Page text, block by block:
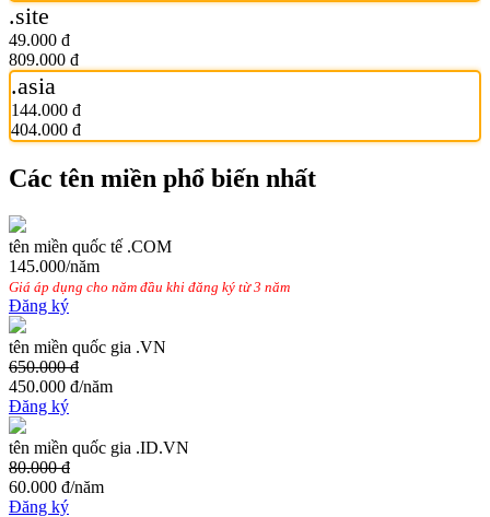
.site
49.000 đ
809.000 đ
.asia
144.000 đ
404.000 đ
Các tên miền phổ biến nhất
tên miền quốc tế .COM
145.000/năm
Giá áp dụng cho năm đầu khi đăng ký từ 3 năm
Đăng ký
tên miền quốc gia .VN
650.000 đ
450.000 đ/năm
Đăng ký
tên miền quốc gia .ID.VN
80.000 đ
60.000 đ/năm
Đăng ký